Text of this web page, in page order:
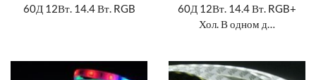
60Д 12Вт. 14.4 Вт. RGB
60Д 12Вт. 14.4 Вт. RGB+
Хол. В одном д…